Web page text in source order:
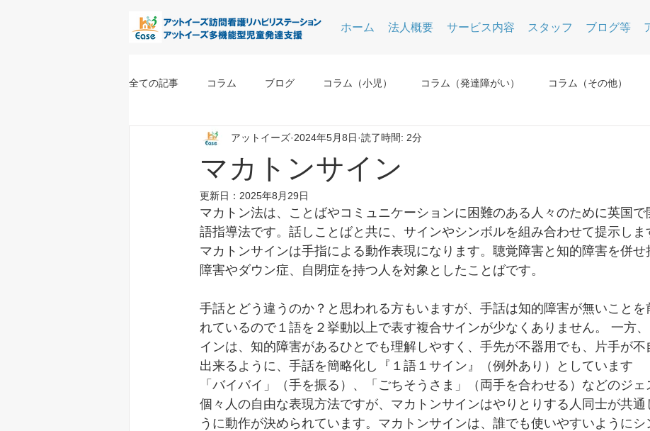
ホーム 法人概要 サービス内容 スタッフ ブログ等
全ての記事 コラム ブログ コラム（小児） コラム（発達障がい） コラム（その他）
マカトンサイン
アットイーズ 2024年5月8日 読了時間: 2分
更新日： 2025年8月29日
マカトン法は、ことばやコミュニケーションに困難のある人々のために英国で
語指導法です。話しことばと共に、サインやシンボルを組み合わせて提示しま
マカトンサインは手指による動作表現になります。聴覚障害と知的障害を併せ
障害やダウン症、自閉症を持つ人を対象としたことばです。
手話とどう違うのか？と思われる方もいますが、手話は知的障害が無いことを
れているので１語を２挙動以上で表す複合サインが少なくありません。 一方
インは、知的障害があるひとでも理解しやすく、手先が不器用でも、片手が不
出来るように、手話を簡略化し『１語１サイン』（例外あり）としています
「バイバイ」（手を振る）、「ごちそうさま」（両手を合わせる）などのジェ
個々人の自由な表現方法ですが、マカトンサインはやりとりする人同士が共通
うに動作が決められています。マカトンサインは、誰でも使いやすいように